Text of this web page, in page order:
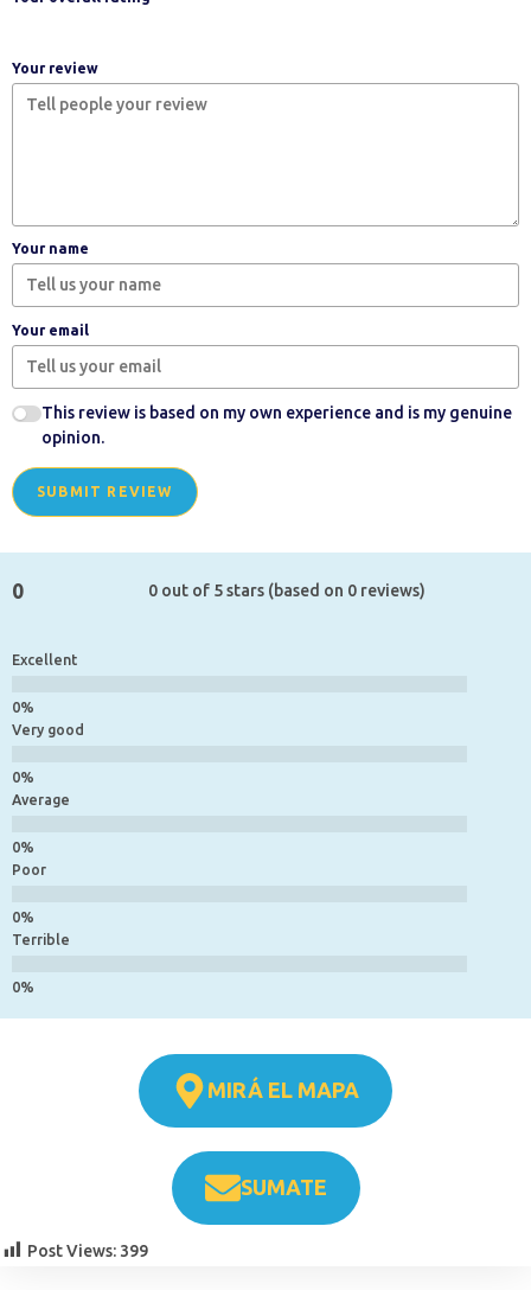
Your review
Your name
Your email
This review is based on my own experience and is my genuine
opinion.
SUBMIT REVIEW
0 0 out of 5 stars (based on 0 reviews)
Excellent
Very good
Average
Poor
Terrible
MIRÁ EL MAPA
SUMATE
Post Views: 399